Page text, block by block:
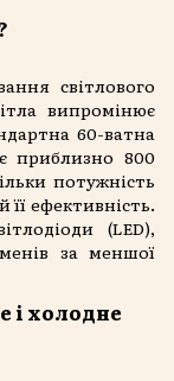
світлового
випромінює
60-ватна
приблизно 800
потужність
її ефективність.
(LED),
за меншої
і холодне